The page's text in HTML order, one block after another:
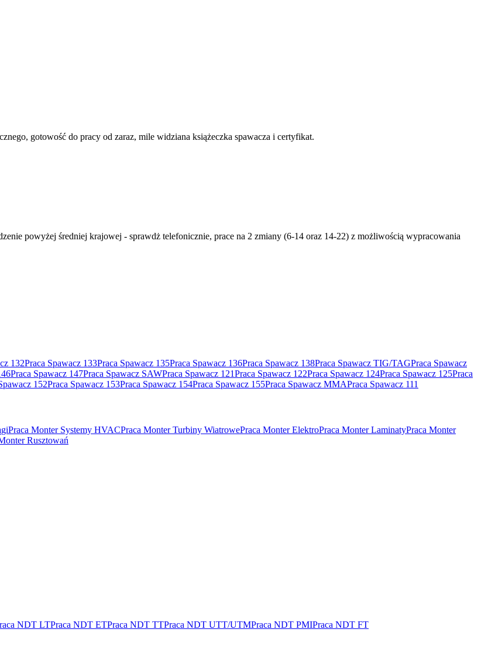
gotowość do pracy od zaraz, mile widziana książeczka spawacza i certyfikat.
powyżej średniej krajowej - sprawdż telefonicznie, prace na 2 zmiany (6-14 oraz 14-22) z możliwością wypracowania
132Praca Spawacz 133Praca Spawacz 135Praca Spawacz 136Praca Spawacz 138Praca Spawacz TIG/TAGPraca Spawacz
Praca Spawacz 147Praca Spawacz SAWPraca Spawacz 121Praca Spawacz 122Praca Spawacz 124Praca Spawacz 125Praca
152Praca Spawacz 153Praca Spawacz 154Praca Spawacz 155Praca Spawacz MMAPraca Spawacz 111
Praca Monter Systemy HVACPraca Monter Turbiny WiatrowePraca Monter ElektroPraca Monter LaminatyPraca Monter
Rusztowań
NDT LTPraca NDT ETPraca NDT TTPraca NDT UTT/UTMPraca NDT PMIPraca NDT FT